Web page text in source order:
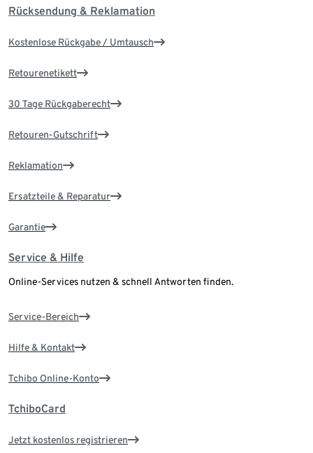
Rücksendung & Reklamation
Kostenlose Rückgabe / Umtausch
Retourenetikett
30 Tage Rückgaberecht
Retouren-Gutschrift
Reklamation
Ersatzteile & Reparatur
Garantie
Service & Hilfe
Online-Services nutzen & schnell Antworten finden.
Service-Bereich
Hilfe & Kontakt
Tchibo Online-Konto
TchiboCard
Jetzt kostenlos registrieren